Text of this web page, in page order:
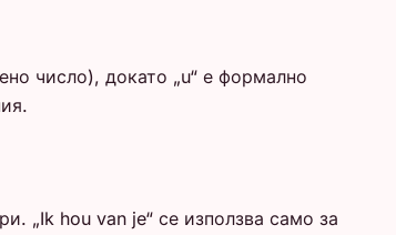
число), докато „u“ е формално
„Ik hou van je“ се използва само за